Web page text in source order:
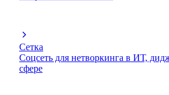
Сетка
Соцсеть для нетворкинга в ИТ,
сфере